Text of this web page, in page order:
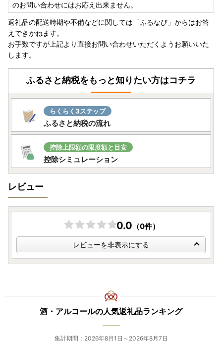
ん。なお、ふるさと納税の記載が入りますのでご了承くださ
い。
・複数の返礼品を選択頂いた場合、個別発送になることもご
ざいます。
・返礼品に不具合がある場合、お受け取り後、早急にご連絡
ください。経過しすぎると対応できません。
・カラーやサイズ、種類などを選択する返礼品について、ご
希望がある場合は必ず備考欄に記入いただきますようお願い
いたします。
・返礼品の送付は、韮崎市外にお住まいの方に限らせていた
だきます。
★個人情報について
韮崎市ふるさと納税事業の範囲内で各種委託業者に情報提供
します。
・ふるさと納税事務処理、申請書類の各種手続きのため
・お礼の品発送のため
・お問い合わせ回答、履歴管理、サービス向上のため
その他サービスの提供のため
のお問い合わせにはお応え出来ません。
返礼品の配送時期や不備などに関しては「ふるなび」からはお答
えできかねます。
お手数ですが上記より直接お問い合わせいただくようお願いいた
します。
ふるさと納税をもっと知りたい方はコチラ
らくらく3ステップ
ふるさと納税の流れ
控除上限額の限度額と目安
控除シミュレーション
レビュー
0.0 （0件）
レビューを非表示にする
酒・アルコールの人気返礼品ランキング
集計期間：2026年8月1日～2026年8月7日